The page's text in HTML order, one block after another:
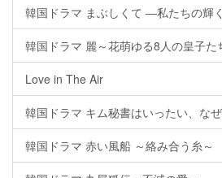
韓国ドラマ まぶしくて ―私たちの輝
韓国ドラマ 麗～花萌ゆる8人の皇子た
Love in The Air
韓国ドラマ キム秘書はいったい、な
韓国ドラマ 赤い風船 ～絡み合う糸～